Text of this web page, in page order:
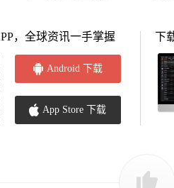
，全球资讯一手掌握
Android 下载
App Store 下载
下